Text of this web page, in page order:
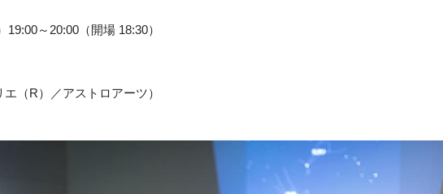
～20:00（開場 18:30）
（R）／アストロアーツ）